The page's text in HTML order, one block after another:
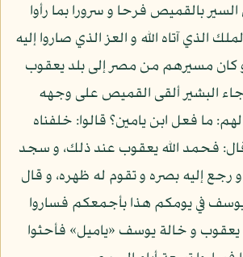
بالقميص فرحا و سرورا بما رأوا
الذي آتاه الله و العز الذي صاروا إليه
كان مسيرهم من مصر إلى بلد يعقوب
البشير ألقى القميص على وجهه
ما فعل ابن يامين؟ قالوا: خلفناه
فحمد الله يعقوب عند ذلك، و سجد
رجع إليه بصره و تقوم له ظهره، و قال
يوسف في يومكم هذا بأجمعكم فساروا
و خالة يوسف «ياميل» فأحثوا